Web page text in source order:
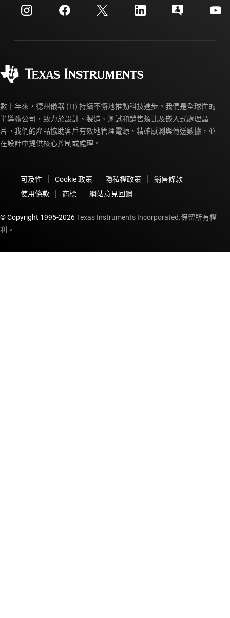
投資人關系
客戶支援中心
myTI 帳戶常見問題解答
訂購 FAQ
數十年來，德州儀器 (TI) 持續不懈地推動科技進步。我們是全球性的
半導體公司，致力於設計、製造、測試和銷售類比及嵌入式處理晶
片。我們的產品協助客戶有效地管理電源、精確感測與傳送數據，並
在設計中提供核心控制或處理。
可及性 Cookie 政策 隱私權政策
銷售條款
使用條款
商標 網站意見回饋
© Copyright 1995-2026Texas Instruments Incorporated.保留所有權
利。